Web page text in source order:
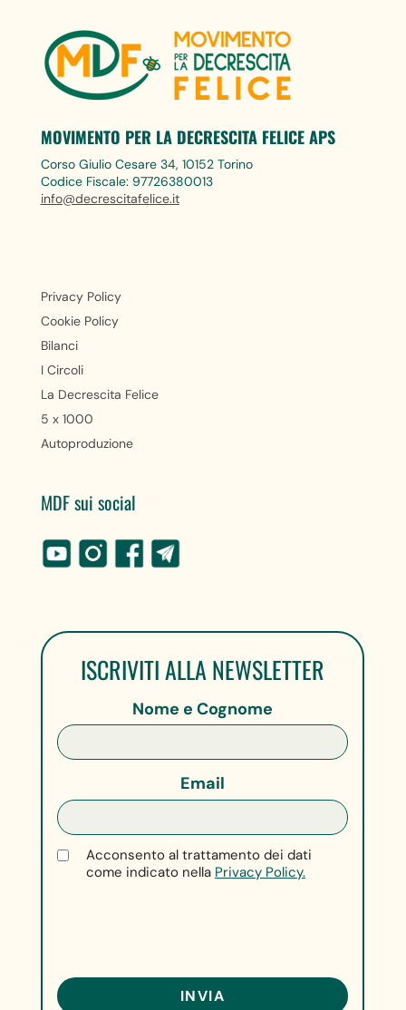
MOVIMENTO PER LA DECRESCITA FELICE APS
Corso Giulio Cesare 34, 10152 Torino
Codice Fiscale: 97726380013
info@decrescitafelice.it
Privacy Policy
Cookie Policy
Bilanci
I Circoli
La Decrescita Felice
5 x 1000
Autoproduzione
MDF sui social
ISCRIVITI ALLA NEWSLETTER
Nome e Cognome
Email
Acconsento al trattamento dei dati
come indicato nella Privacy Policy.